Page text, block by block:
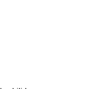
Eğitimi Yönetmeliği.
İçişleri Bakanlığı ve
eğitimi zorunluluğu
aksi taktirde maddi ve